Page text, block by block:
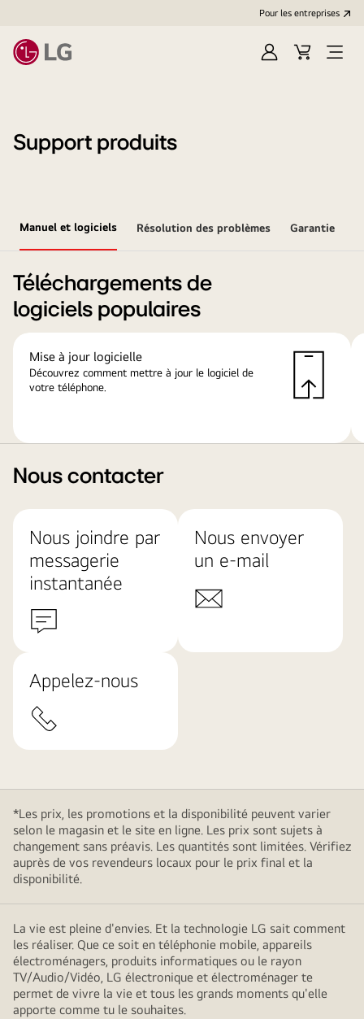
Pour les entreprises
Se
Panier
Support produits
Manuel et logiciels Résolution des problèmes Garantie
Téléchargements de
logiciels populaires
Mise à jour logicielle
Découvrez comment mettre à jour le logiciel de
votre téléphone.
Nous contacter
Nous joindre par
messagerie
instantanée
Nous envoyer
un e-mail
Appelez-nous
*Les prix, les promotions et la disponibilité peuvent varier
selon le magasin et le site en ligne. Les prix sont sujets à
changement sans préavis. Les quantités sont limitées. Vérifiez
auprès de vos revendeurs locaux pour le prix final et la
disponibilité.
La vie est pleine d'envies. Et la technologie LG sait comment
les réaliser. Que ce soit en téléphonie mobile, appareils
électroménagers, produits informatiques ou le rayon
TV/Audio/Vidéo, LG électronique et électroménager te
permet de vivre la vie et tous les grands moments qu'elle
apporte comme tu le souhaites.